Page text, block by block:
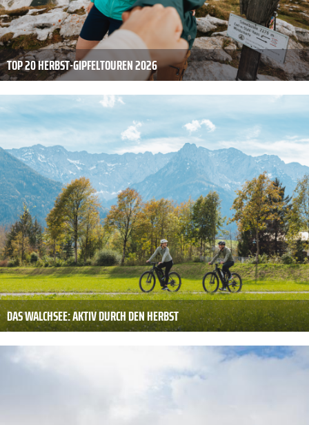
TOP 20 HERBST-GIPFELTOUREN 2026
DAS WALCHSEE: AKTIV DURCH DEN HERBST